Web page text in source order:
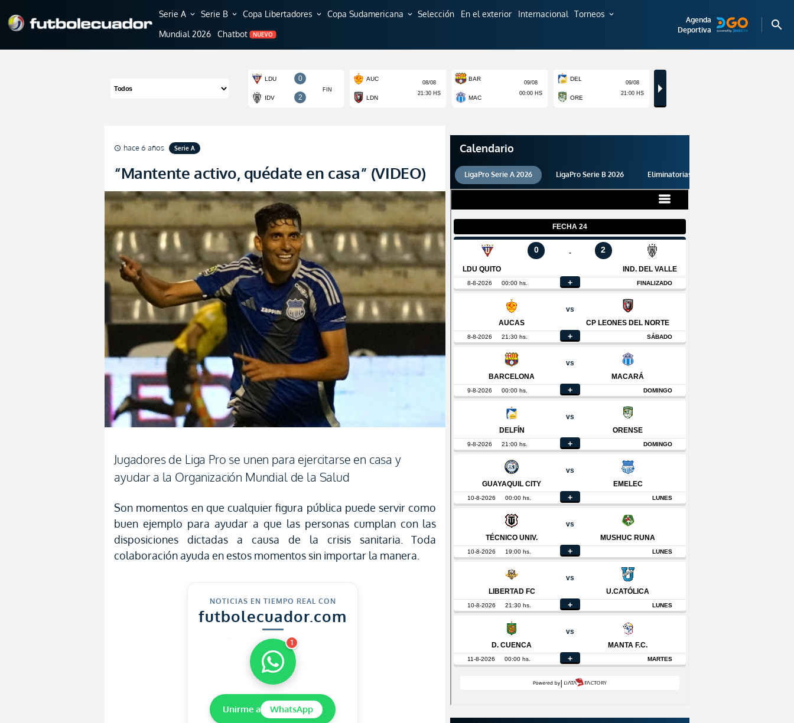
Serie A expand_more Serie B expand_more Copa Libertadores expand_more Copa Sudamericana expand_more Selección En el exterior Internacional Torneos expand_more
Mundial 2026 Chatbot NUEVO
Agenda
Deportiva
search
schedule hace 6 años Serie A
“Mantente activo, quédate en casa” (VIDEO)
Jugadores de Liga Pro se unen para ejercitarse en casa y
ayudar a la Organización Mundial de la Salud
Son momentos en que cualquier figura pública puede servir como
buen ejemplo para ayudar a que las personas cumplan con las
disposiciones dictadas a causa de la crisis sanitaria. Toda
colaboración ayuda en estos momentos sin importar la manera.
NOTICIAS EN TIEMPO REAL CON
futbolecuador.com
1
Unirme a WhatsApp
Calendario
LigaPro Serie A 2026 LigaPro Serie B 2026 Eliminatorias 2026